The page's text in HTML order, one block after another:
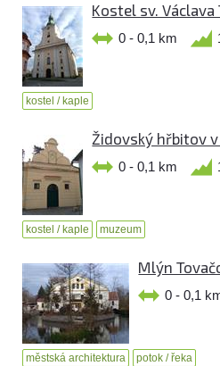
Kostel sv. Václava
0 - 0,1 km
kostel / kaple
Židovský hřbitov v
0 - 0,1 km
kostel / kaple muzeum
Mlýn
0 - 0,1
městská architektura potok / řeka